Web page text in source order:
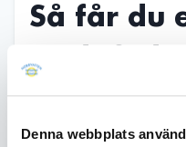
Denna webbplats
Så får du
trädgård
vattnet
Om något i trädgården